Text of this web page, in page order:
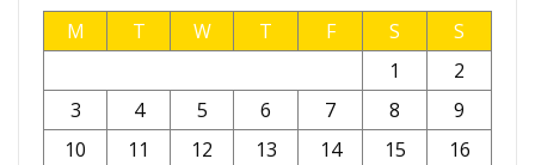
M
T W T F S
S
1
2
3
4 5 6 7 8
9
10
11 12 13 14 15
16